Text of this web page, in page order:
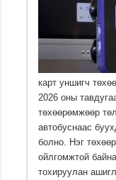
карт уншигч
2026 оны
төхөөрөмжөөр
автобуснаас
болно. Нэг
ойлгомжтой
тохируулан